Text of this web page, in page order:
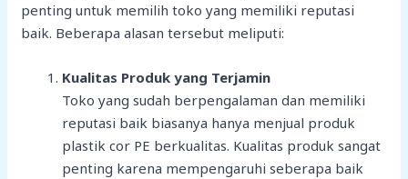
penting untuk memilih toko yang memiliki reputasi
baik. Beberapa alasan tersebut meliputi:
Kualitas Produk yang Terjamin
Toko yang sudah berpengalaman dan memiliki
reputasi baik biasanya hanya menjual produk
plastik cor PE berkualitas. Kualitas produk sangat
penting karena mempengaruhi seberapa baik